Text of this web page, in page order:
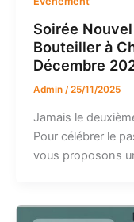
Soirée
Bouteiller à
Décembre
Admin /25/11/2025
Jamais le
Pour célébrer le
vous proposons